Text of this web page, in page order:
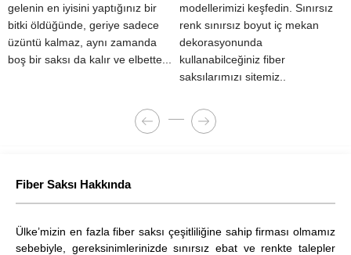
gelenin en iyisini yaptığınız bir
bitki öldüğünde, geriye sadece
üzüntü kalmaz, aynı zamanda
boş bir saksı da kalır ve elbette...
modellerimizi keşfedin. Sınırsız
renk sınırsız boyut iç mekan
dekorasyonunda
kullanabilceğiniz fiber
saksılarımızı sitemiz..
Fiber Saksı Hakkında
Ülke’mizin en fazla fiber saksı çeşitliliğine sahip firması olmamız
sebebiyle, gereksinimlerinizde sınırsız ebat ve renkte talepler